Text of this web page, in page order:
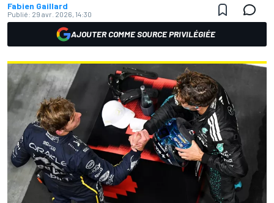
Fabien Gaillard
Publié: 29 avr. 2026, 14:30
AJOUTER COMME SOURCE PRIVILÉGIÉE